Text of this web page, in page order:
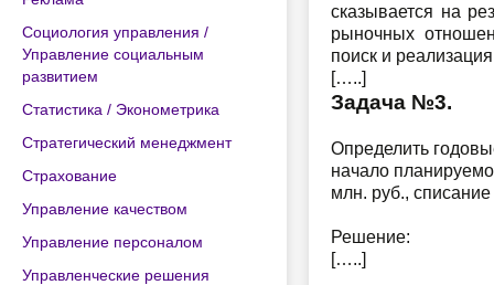
Социология управления /
Управление социальным
развитием
Статистика / Эконометрика
Стратегический менеджмент
Страхование
Управление качеством
Управление персоналом
Управленческие решения
сказывается на
рыночных
поиск и
[…..]
Задача №3.
Определить
начало
млн. руб.,
Решение:
[…..]